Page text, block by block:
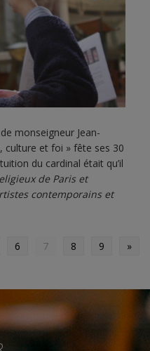
monseigneur Jean-
culture et foi » fête ses 30
du cardinal était qu’il
de Paris et
contemporains et
6 7 8 9 »